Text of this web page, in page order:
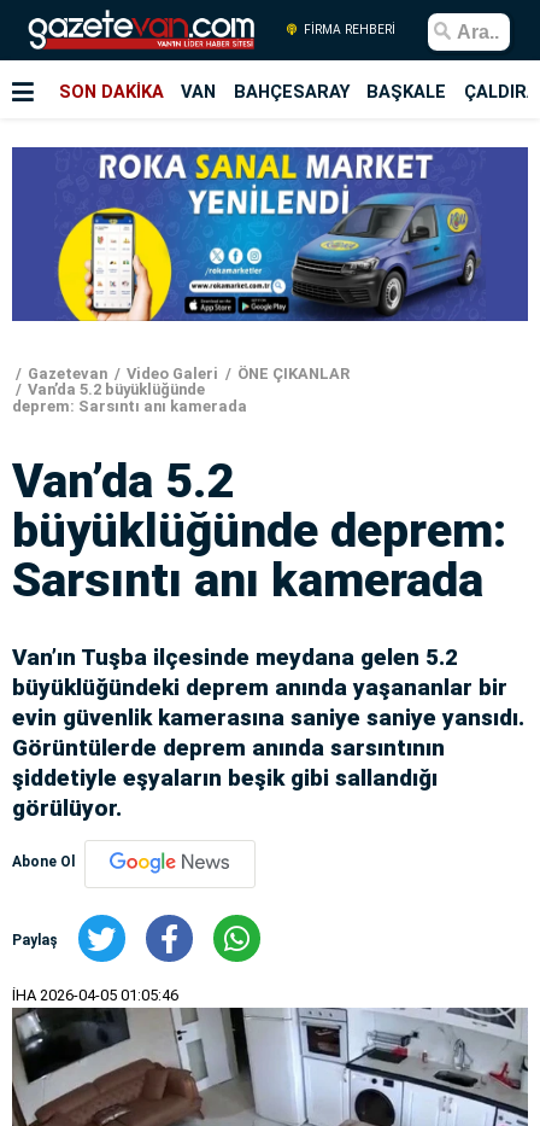
FİRMA REHBERİ
SON DAKİKA VAN BAHÇESARAY BAŞKALE
Gazetevan Video Galeri
ÖNE ÇIKANLAR
Van’da 5.2 büyüklüğünde
deprem: Sarsıntı anı kamerada
Van’da 5.2
büyüklüğünde deprem:
Sarsıntı anı kamerada
Van’ın Tuşba ilçesinde meydana gelen 5.2
büyüklüğündeki deprem anında yaşananlar bir
evin güvenlik kamerasına saniye saniye yansıdı.
Görüntülerde deprem anında sarsıntının
şiddetiyle eşyaların beşik gibi sallandığı
görülüyor.
Abone Ol
Paylaş
İHA 2026-04-05 01:05:46